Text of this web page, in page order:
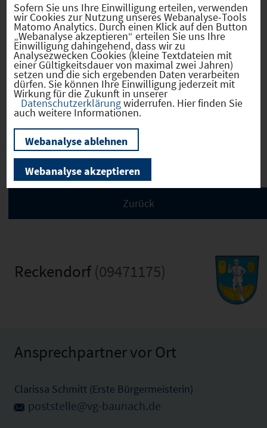
Sozialvers. Beschäftigte
Verkehrsinfrastruktur
Kommunale Infrastruktur
Reckendorf (09471175)
Ansprechpartner vor Ort
Clarissa Schmitt (Erste Bürgermeisterin)
poststelle@vg-baunach.de
Sofern Sie uns Ihre Einwilligung erteilen, verwenden
wir Cookies zur Nutzung unseres Webanalyse-Tools
Matomo Analytics. Durch einen Klick auf den Button
„Webanalyse akzeptieren“ erteilen Sie uns Ihre
Einwilligung dahingehend, dass wir zu
Analysezwecken Cookies (kleine Textdateien mit
einer Gültigkeitsdauer von maximal zwei Jahren)
setzen und die sich ergebenden Daten verarbeiten
dürfen. Sie können Ihre Einwilligung jederzeit mit
Wirkung für die Zukunft in unserer
Datenschutzerklärungwiderrufen. Hier finden Sie
auch weitere Informationen.
Webanalyse ablehnen
Webanalyse akzeptieren